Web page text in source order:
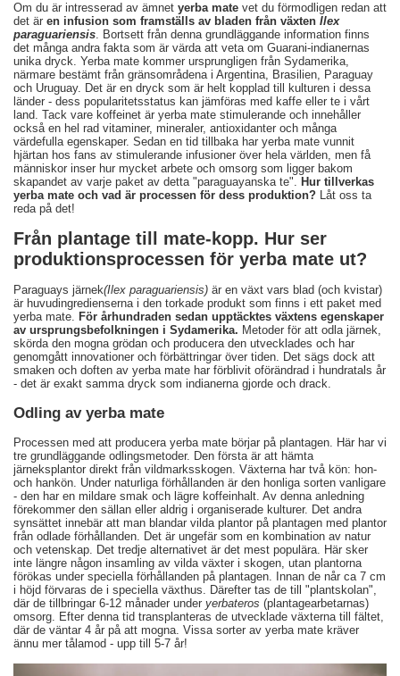
Om du är intresserad av ämnet yerba mate vet du förmodligen redan att
det är en infusion som framställs av bladen från växten Ilex
paraguariensis. Bortsett från denna grundläggande information finns
det många andra fakta som är värda att veta om Guarani-indianernas
unika dryck. Yerba mate kommer ursprungligen från Sydamerika,
närmare bestämt från gränsområdena i Argentina, Brasilien, Paraguay
och Uruguay. Det är en dryck som är helt kopplad till kulturen i dessa
länder - dess popularitetsstatus kan jämföras med kaffe eller te i vårt
land. Tack vare koffeinet är yerba mate stimulerande och innehåller
också en hel rad vitaminer, mineraler, antioxidanter och många
värdefulla egenskaper. Sedan en tid tillbaka har yerba mate vunnit
hjärtan hos fans av stimulerande infusioner över hela världen, men få
människor inser hur mycket arbete och omsorg som ligger bakom
skapandet av varje paket av detta "paraguayanska te". Hur tillverkas
yerba mate och vad är processen för dess produktion? Låt oss ta
reda på det!
Från plantage till mate-kopp. Hur ser
produktionsprocessen för yerba mate ut?
Paraguays järnek(Ilex paraguariensis) är en växt vars blad (och kvistar)
är huvudingredienserna i den torkade produkt som finns i ett paket med
yerba mate. För århundraden sedan upptäcktes växtens egenskaper
av ursprungsbefolkningen i Sydamerika. Metoder för att odla järnek,
skörda den mogna grödan och producera den utvecklades och har
genomgått innovationer och förbättringar över tiden. Det sägs dock att
smaken och doften av yerba mate har förblivit oförändrad i hundratals år
- det är exakt samma dryck som indianerna gjorde och drack.
Odling av yerba mate
Processen med att producera yerba mate börjar på plantagen. Här har vi
tre grundläggande odlingsmetoder. Den första är att hämta
järneksplantor direkt från vildmarksskogen. Växterna har två kön: hon-
och hankön. Under naturliga förhållanden är den honliga sorten vanligare
- den har en mildare smak och lägre koffeinhalt. Av denna anledning
förekommer den sällan eller aldrig i organiserade kulturer. Det andra
synsättet innebär att man blandar vilda plantor på plantagen med plantor
från odlade förhållanden. Det är ungefär som en kombination av natur
och vetenskap. Det tredje alternativet är det mest populära. Här sker
inte längre någon insamling av vilda växter i skogen, utan plantorna
förökas under speciella förhållanden på plantagen. Innan de når ca 7 cm
i höjd förvaras de i speciella växthus. Därefter tas de till "plantskolan",
där de tillbringar 6-12 månader under yerbateros (plantagearbetarnas)
omsorg. Efter denna tid transplanteras de utvecklade växterna till fältet,
där de väntar 4 år på att mogna. Vissa sorter av yerba mate kräver
ännu mer tålamod - upp till 5-7 år!